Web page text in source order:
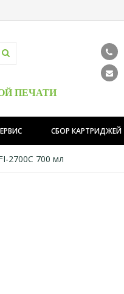
ПЕЧАТИ
СБОР КАРТРИДЖЕЙ
2700C 700 мл